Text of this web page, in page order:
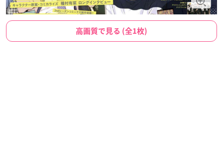
高画質で見る (全1枚)